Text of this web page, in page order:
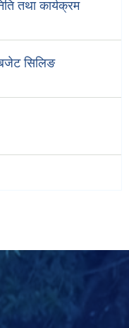
तथा कार्यक्रम
सिलिङ